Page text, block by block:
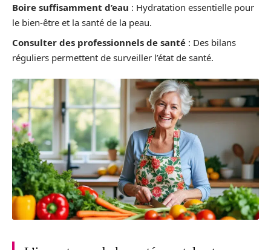
Boire suffisamment d’eau : Hydratation essentielle pour
le bien-être et la santé de la peau.
Consulter des professionnels de santé : Des bilans
réguliers permettent de surveiller l’état de santé.